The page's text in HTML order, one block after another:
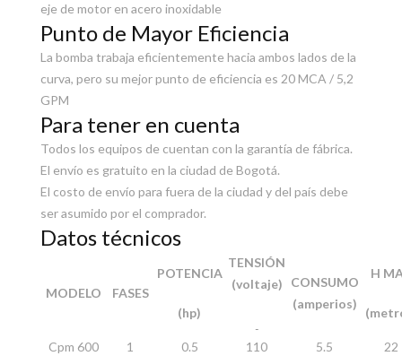
eje de motor en acero inoxidable
Punto de Mayor Eficiencia
La bomba trabaja eficientemente hacia ambos lados de la
curva, pero su mejor punto de eficiencia es 20 MCA / 5,2
GPM
Para tener en cuenta
Todos los equipos de cuentan con la garantía de fábrica.
El envío es gratuito en la ciudad de Bogotá.
El costo de envío para fuera de la ciudad y del país debe
ser asumido por el comprador.
Datos técnicos
MODELO FASES
POTENCIA
(hp)
TENSIÓN
(voltaje)
CONSUMO
(amperios)
H
Cpm 600 1 0.5 110 5.5 22